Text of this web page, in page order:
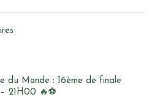
du Monde : 16ème de finale
21H00 🔥⚽